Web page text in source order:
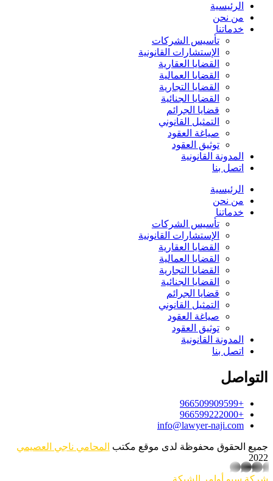
الرئيسية
من نحن
خدماتنا
تأسيس الشركات
الإستشارات القانونية
القضايا العقارية
القضايا العمالية
القضايا التجارية
القضايا الجنائية
قضايا الجرائم
التمثيل القانوني
صياغة العقود
توثيق العقود
المدونة القانونية
اتصل بنا
الرئيسية
من نحن
خدماتنا
تأسيس الشركات
الإستشارات القانونية
القضايا العقارية
القضايا العمالية
القضايا التجارية
القضايا الجنائية
قضايا الجرائم
التمثيل القانوني
صياغة العقود
توثيق العقود
المدونة القانونية
اتصل بنا
التواصل
+966509909599
+966599222000
info@lawyer-naji.com
جميع الحقوق محفوظة لدى موقع مكتب المحامي ناجي العصيمي
2022
شركة سيو أوامر الشبكة
whatsapp